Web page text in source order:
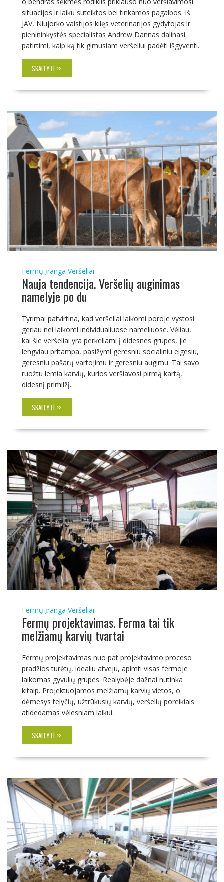
situacijos ir laiku suteiktos bei tinkamos pagalbos. Iš
JAV, Niujorko valstijos kilęs veterinarijos gydytojas ir
pienininkystės specialistas Andrew Dannas dalinasi
patirtimi, kaip ką tik gimusiam veršeliui padėti išgyventi.
SKAITYTI >>
Fermų įranga Veršeliai
Nauja tendencija. Veršelių auginimas
namelyje po du
Tyrimai patvirtina, kad veršeliai laikomi poroje vystosi
geriau nei laikomi individualiuose nameliuose. Vėliau,
kai šie veršeliai yra perkeliami į didesnes grupes, jie
lengviau pritampa, pasižymi geresniu socialiniu elgesiu,
geresniu pašarų vartojimu ir geresniu augimu. Tai savo
ruožtu lemia karvių, kurios veršiavosi pirmą kartą,
didesnį primilžį.
SKAITYTI >>
Fermų įranga Veršeliai
Fermų projektavimas. Ferma tai tik
melžiamų karvių tvartai
Fermų projektavimas nuo pat projektavimo proceso
pradžios turėtų, idealiu atveju, apimti visas fermoje
laikomas gyvulių grupes. Realybėje dažnai nutinka
kitaip. Projektuojamos melžiamų karvių vietos, o
dėmesys telyčių, užtrūkusių karvių, veršelių poreikiais
atidedamas vėlesniam laikui.
SKAITYTI >>